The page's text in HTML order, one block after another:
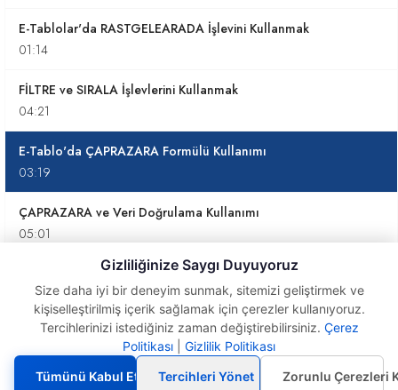
E-Tablolar'da RASTGELEARADA İşlevini Kullanmak
01:14
FİLTRE ve SIRALA İşlevlerini Kullanmak
04:21
E-Tablo'da ÇAPRAZARA Formülü Kullanımı
03:19
ÇAPRAZARA ve Veri Doğrulama Kullanımı
05:01
ÇAPRAZARA Formülünü Ayrı Sayfalarda
Kullanmak
02:11
5. ENG-E-Tablo Formülleri
E-Tablo'da ÇAPRAZARA
Formülü Kullanımı
Gizliliğinize Saygı Duyuyoruz
Size daha iyi bir deneyim sunmak, sitemizi geliştirmek ve
kişiselleştirilmiş içerik sağlamak için çerezler kullanıyoruz.
Tercihlerinizi istediğiniz zaman değiştirebilirsiniz. Çerez
Politikası
Gizlilik Politikası
Tümünü Kabul Et
Tercihleri Yönet Zorunlu Çerezleri